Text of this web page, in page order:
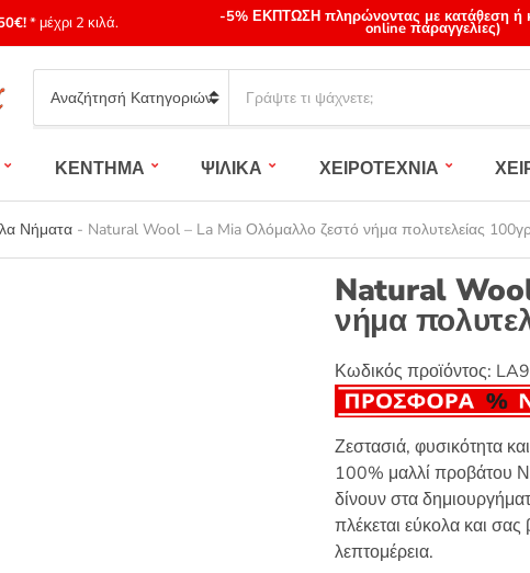
* μέχρι 2 κιλά. -5% ΕΚΠΤΩΣΗ πληρώνοντας με κατάθεση ή
online παραγγελίες)
Category
name
a
c
h
p
ΚΕΝΤΗΜΑ ΨΙΛΙΚΑ ΧΕΙΡΟΤΕΧΝΙΑ
Νήματα - Natural Wool – La Mia Ολόμαλλο ζεστό νήμα πολυτελείας
Natural
νήμα
Κωδικός προϊόντος:
Ζεστασιά, φυσικότητα
100% μαλλί προβάτου
δίνουν στα
πλέκεται εύκολα και
λεπτομέρεια.